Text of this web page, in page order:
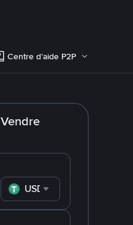
Centre d’aide P2P
Vendre
USDT